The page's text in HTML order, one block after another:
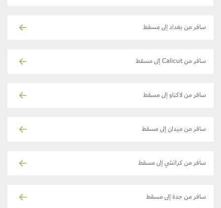
سافر من بغداد إلى مسقط
سافر من Calicut إلى مسقط
سافر من لاكناو إلى مسقط
سافر من ميدان إلى مسقط
سافر من كراتشي إلى مسقط
سافر من جدة إلى مسقط